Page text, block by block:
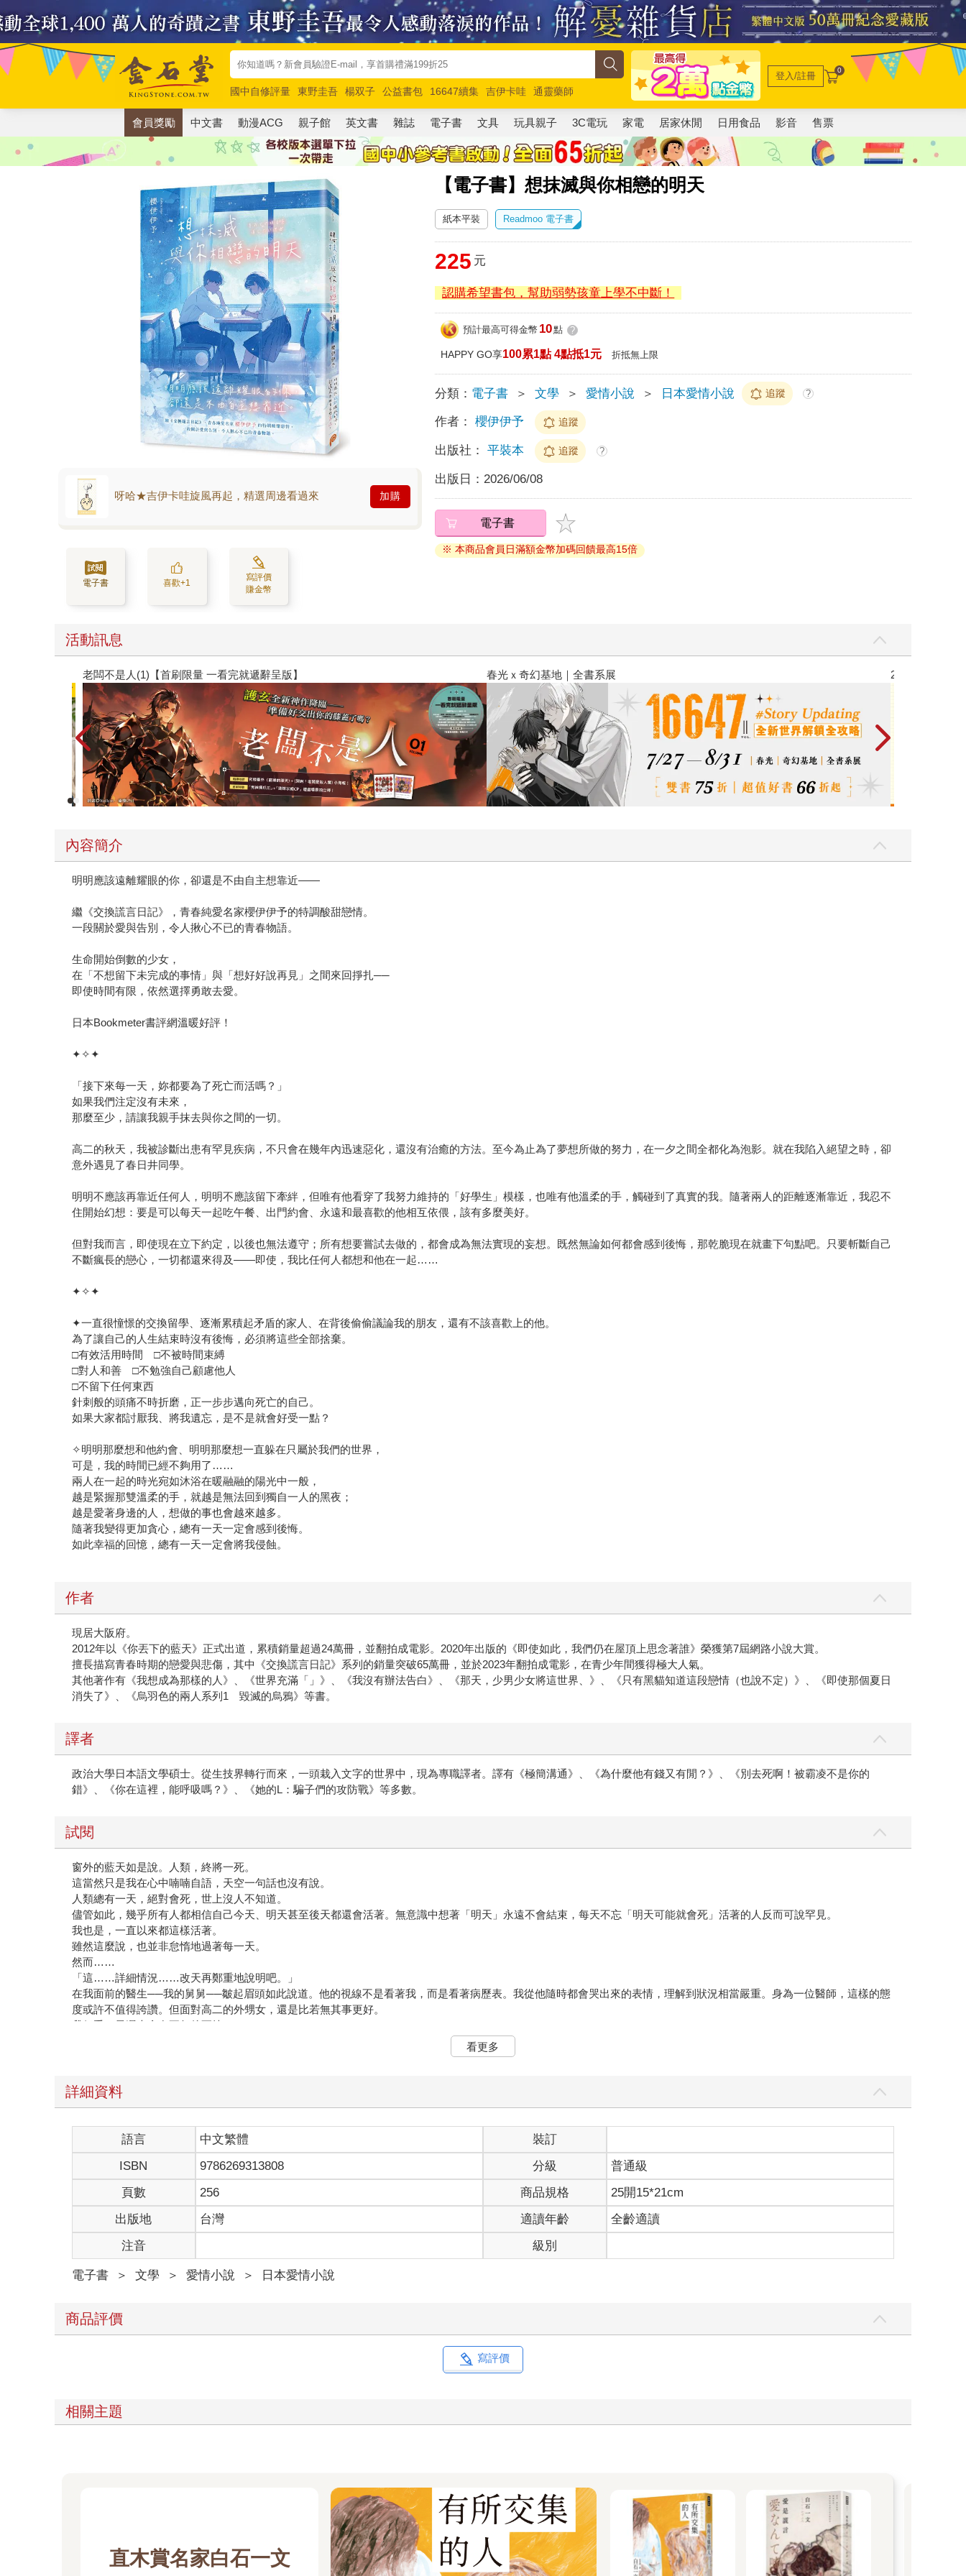
國中自修評量 東野圭吾 楊双子 公益書包 16647續集 吉伊卡哇
通靈藥師
唯紅花綻放
奧德賽 路邊攤新作 馬斯克 玩具總動員5 超慢跑
登入/註冊 0
會員獎勵 中文書 動漫ACG 親子館 英文書 雜誌 電子書 文具 玩具親子 3C電玩 家電 居家休閒 日用食品 影音 售票
【電子書】想抹滅與你相戀的明天
呀哈★吉伊卡哇旋風再起，精選周邊看過來 加購
電子書 喜歡+1
寫評價
賺金幣
紙本平裝 Readmoo 電子書
225 元
認購希望書包，幫助弱勢孩童上學不中斷！
預計最高可得金幣 10點 ?
HAPPY GO享100累1點 4點抵1元 折抵無上限
分類： 電子書 ＞ 文學 ＞ 愛情小說 ＞ 日本愛情小說 追蹤 ?
作者： 櫻伊伊予 追蹤
出版社： 平裝本 追蹤 ?
出版日： 2026/06/08
電子書
※ 本商品會員日滿額金幣加碼回饋最高15倍
活動訊息
老闆不是人(1)【首刷限量 一看完就遞辭呈版】 春光ｘ奇幻基地｜全書系展 2026金石堂暑
內容簡介
明明應該遠離耀眼的你，卻還是不由自主想靠近——
繼《交換謊言日記》，青春純愛名家櫻伊伊予的特調酸甜戀情。
一段關於愛與告別，令人揪心不已的青春物語。
生命開始倒數的少女，
在「不想留下未完成的事情」與「想好好說再見」之間來回掙扎──
即使時間有限，依然選擇勇敢去愛。
日本Bookmeter書評網溫暖好評！
✦✧✦
「接下來每一天，妳都要為了死亡而活嗎？」
如果我們注定沒有未來，
那麼至少，請讓我親手抹去與你之間的一切。
高二的秋天，我被診斷出患有罕見疾病，不只會在幾年內迅速惡化，還沒有治癒的方法。至今為止為了夢想所做的努力，在一夕之間全都化為泡影。就在我陷入絕望之時，卻
意外遇見了春日井同學。
明明不應該再靠近任何人，明明不應該留下牽絆，但唯有他看穿了我努力維持的「好學生」模樣，也唯有他溫柔的手，觸碰到了真實的我。隨著兩人的距離逐漸靠近，我忍不
住開始幻想：要是可以每天一起吃午餐、出門約會、永遠和最喜歡的他相互依偎，該有多麼美好。
但對我而言，即使現在立下約定，以後也無法遵守；所有想要嘗試去做的，都會成為無法實現的妄想。既然無論如何都會感到後悔，那乾脆現在就畫下句點吧。只要斬斷自己
不斷瘋長的戀心，一切都還來得及——即使，我比任何人都想和他在一起……
✦✧✦
✦一直很憧憬的交換留學、逐漸累積起矛盾的家人、在背後偷偷議論我的朋友，還有不該喜歡上的他。
為了讓自己的人生結束時沒有後悔，必須將這些全部捨棄。
□有效活用時間 □不被時間束縛
□對人和善 □不勉強自己顧慮他人
□不留下任何東西
針刺般的頭痛不時折磨，正一步步邁向死亡的自己。
如果大家都討厭我、將我遺忘，是不是就會好受一點？
✧明明那麼想和他約會、明明那麼想一直躲在只屬於我們的世界，
可是，我的時間已經不夠用了……
兩人在一起的時光宛如沐浴在暖融融的陽光中一般，
越是緊握那雙溫柔的手，就越是無法回到獨自一人的黑夜；
越是愛著身邊的人，想做的事也會越來越多。
隨著我變得更加貪心，總有一天一定會感到後悔。
如此幸福的回憶，總有一天一定會將我侵蝕。
作者
現居大阪府。
2012年以《你丟下的藍天》正式出道，累積銷量超過24萬冊，並翻拍成電影。2020年出版的《即使如此，我們仍在屋頂上思念著誰》榮獲第7屆網路小說大賞。
擅長描寫青春時期的戀愛與悲傷，其中《交換謊言日記》系列的銷量突破65萬冊，並於2023年翻拍成電影，在青少年間獲得極大人氣。
其他著作有《我想成為那樣的人》、《世界充滿「」》、《我沒有辦法告白》、《那天，少男少女將這世界、》、《只有黑貓知道這段戀情（也說不定）》、《即使那個夏日
消失了》、《烏羽色的兩人系列1 毀滅的烏鴉》等書。
譯者
政治大學日本語文學碩士。從生技界轉行而來，一頭栽入文字的世界中，現為專職譯者。譯有《極簡溝通》、《為什麼他有錢又有閒？》、《別去死啊！被霸凌不是你的
錯》、《你在這裡，能呼吸嗎？》、《她的L：騙子們的攻防戰》等多數。
試閱
窗外的藍天如是說。人類，終將一死。
這當然只是我在心中喃喃自語，天空一句話也沒有說。
人類總有一天，絕對會死，世上沒人不知道。
儘管如此，幾乎所有人都相信自己今天、明天甚至後天都還會活著。無意識中想著「明天」永遠不會結束，每天不忘「明天可能就會死」活著的人反而可說罕見。
我也是，一直以來都這樣活著。
雖然這麼說，也並非怠惰地過著每一天。
然而……
「這……詳細情況……改天再鄭重地說明吧。」
在我面前的醫生──我的舅舅──皺起眉頭如此說道。他的視線不是看著我，而是看著病歷表。我從他隨時都會哭出來的表情，理解到狀況相當嚴重。身為一位醫師，這樣的態
度或許不值得誇讚。但面對高二的外甥女，還是比若無其事更好。
我似乎，最遲也會在五年後死掉。
這是身為醫師不該犯下的粗心大意，舅舅把我剩下不多的壽命說出口。雖然很小聲，但我的耳朵沒有錯過。
不知為何，我想起春日井同學這句話。
那天回家路上，我親眼看見幾秒前還翱翔天際的烏鴉被車撞死的瞬間。
為了不在死時感到後悔、為了不在重要的人離世時還有遺憾，得靠自己的力量活著才行。做好該做的事情、不交由他人，而是自己做出選擇，並對選擇的道路負責。人類就是
這樣做之後，才終於可以抓住各種事物。
在溫暖的陽光中，有個人眼神認真地對我這樣說。名叫順江的老奶奶面對還是國中生的我，沒有把我當作孩子，而是一個獨立個體，專注地看著我的眼睛這麼說。當時我們就
在充滿晚夏氣息的庭院當中。
我的視線逐漸變得模糊，接著清醒。
仰頭看著自己房間的天花板，才發現我夢見第一次見到順江奶奶那天的事情了。
□不只英文，要盡可能平均念好每一科
□獲選二年級的留學生
□要變得可以流暢地用英文對話
□有效活用時間
□有計畫性地行動
□行動前要再思考一次
□不對任何事情抱持先入為主的觀念，不要不嘗試就放棄
看更多
詳細資料
語言 中文繁體
裝訂
ISBN
9786269313808 分級
普通級
頁數
256 商品規格
25開15*21cm
出版地
台灣 適讀年齡
全齡適讀
注音
級別
電子書 ＞ 文學 ＞ 愛情小說 ＞ 日本愛情小說
商品評價
寫評價
相關主題
直木賞名家白石一文